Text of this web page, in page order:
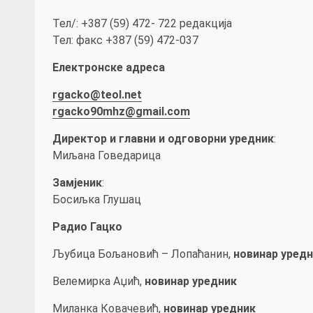
Тел/: +387 (59) 472- 722 редакција
Тел: факс +387 (59) 472-037
Електронске адресa
rgacko@teol.net
rgacko90mhz@gmail.com
Директор и главни и одговорни уредник:
Миљана Говедарица
Замјеник:
Босиљка Глушац
Радио Гацко
Љубица Бољановић – Лопаћанин, новинар
Велемирка Аџић, новинар уредник
Миланка Ковачевић, новинар уредник